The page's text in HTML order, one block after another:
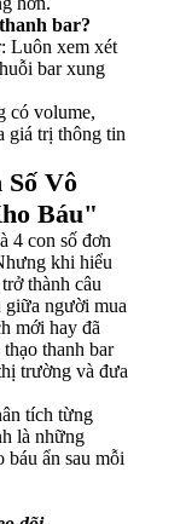
bar?
Luôn xem xét
bar xung
có volume,
giá trị thông tin
Vô
Báu"
4 con số đơn
khi hiểu
thành câu
giữa người mua
mới hay đã
thanh bar
trường và đưa
tích từng
là những
báu ẩn sau mỗi